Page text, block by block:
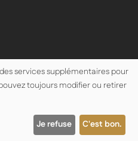
Ltd 2026
services supplémentaires pour
toujours modifier ou retirer
Je refuse C'est bon.